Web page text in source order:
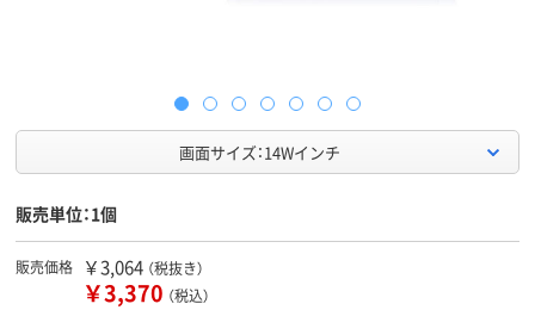
画面サイズ：14Wインチ
販売単位：1個
販売価格 ￥3,064 （税抜き）
￥3,370 （税込）